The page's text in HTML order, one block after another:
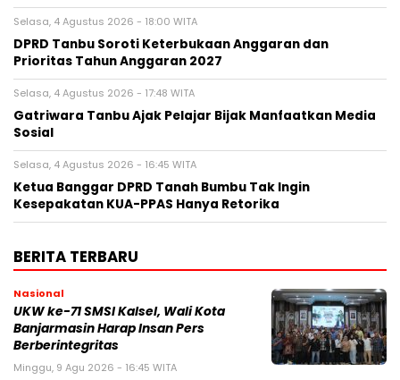
Selasa, 4 Agustus 2026 - 18:00 WITA
DPRD Tanbu Soroti Keterbukaan Anggaran dan
Prioritas Tahun Anggaran 2027
Selasa, 4 Agustus 2026 - 17:48 WITA
Gatriwara Tanbu Ajak Pelajar Bijak Manfaatkan Media
Sosial
Selasa, 4 Agustus 2026 - 16:45 WITA
Ketua Banggar DPRD Tanah Bumbu Tak Ingin
Kesepakatan KUA-PPAS Hanya Retorika
BERITA TERBARU
Nasional
UKW ke-71 SMSI Kalsel, Wali Kota
Banjarmasin Harap Insan Pers
Berberintegritas
Minggu, 9 Agu 2026 - 16:45 WITA